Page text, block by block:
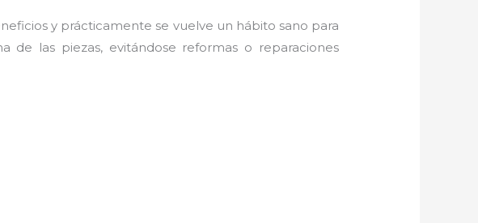
y prácticamente se vuelve un hábito sano para
las piezas, evitándose reformas o reparaciones